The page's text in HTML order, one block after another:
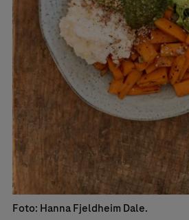
Foto: Hanna Fjeldheim Dale.